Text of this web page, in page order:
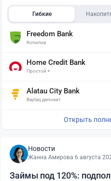
Гибкие
Freedom Bank
Копилка
Home Credit Bank
Простой +
Alatau City Bank
Baytaq депозит
Открыть
Новости
Жанна Амирова·6 августа
Займы под 120%: